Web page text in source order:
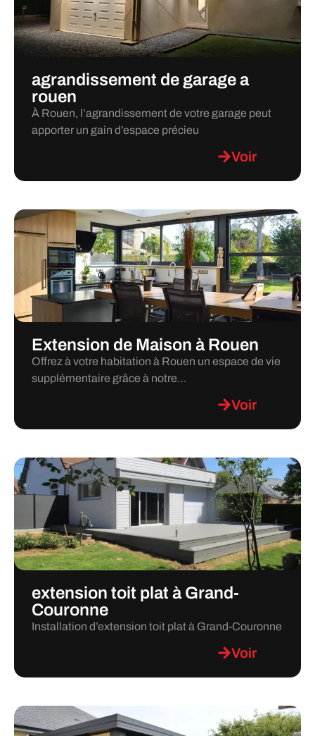
agrandissement de garage a
rouen
À Rouen, l’agrandissement de votre garage peut
apporter un gain d’espace précieu
Voir
Extension de Maison à Rouen
Offrez à votre habitation à Rouen un espace de vie
supplémentaire grâce à notre…
Voir
extension toit plat à Grand-
Couronne
Installation d’extension toit plat à Grand-Couronne
Voir